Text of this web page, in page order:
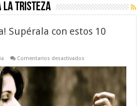
la tristeza
Supérala con estos 10
Comentarios desactivados
tristeza!
Supérala
con
consejos